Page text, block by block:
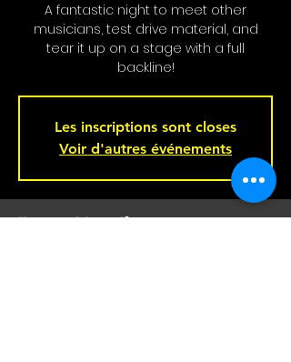
A fantastic night to meet other
musicians, test drive material, and
tear it up on a stage with a full
backline!
Les inscriptions sont closes
Voir d'autres événements
Heure et Location